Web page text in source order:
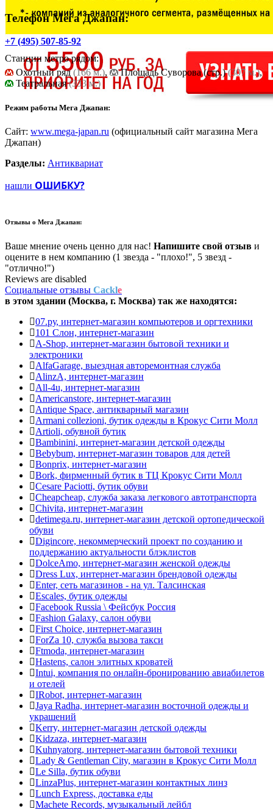
Телефон Мега Джапан:
+7 (495) 507-85-92
Станции метро рядом:
Охотный ряд(166 м.), Площадь Cуворова (стр.)(307 м.),
Театральная(333 м.)
Режим работы Мега Джапан:
Сайт: www.mega-japan.ru (официальный сайт магазина Мега
Джапан)
Разделы: Антиквариат
нашли ОШИБКУ?
Отзывы о Мега Джапан:
Ваше мнение очень ценно для нас! Напишите свой отзыв и
оцените в нем компанию (1 звезда - "плохо!", 5 звезд -
"отлично!")
Reviews are disabled
Социальные отзывы Cackle
в этом здании (Москва, г. Москва) так же находятся:
07.ру, интернет-магазин компьютеров и оргтехники
101 Слон, интернет-магазин
A-Shop, интернет-магазин бытовой техники и
электроники
AlfaGarage, выездная авторемонтная служба
AlinzA, интернет-магазин
All-4u, интернет-магазин
Americanstore, интернет-магазин
Antique Space, антикварный магазин
Armani collezioni, бутик одежды в Крокус Сити Молл
Artioli, обувной бутик
Bambinini, интернет-магазин детской одежды
Bebybum, интернет-магазин товаров для детей
Bonрrix, интернет-магазин
Bork, фирменный бутик в ТЦ Крокус Сити Молл
Cesare Paciotti, бутик обуви
Cheapcheap, служба заказа легкового автотранспорта
Chivita, интернет-магазин
detimega.ru, интернет-магазин детской ортопедической
обуви
Digincore, некоммерческий проект по созданию и
поддержанию актуальности блэклистов
DolceAmo, интернет-магазин женской одежды
Dress Lux, интернет-магазин брендовой одежды
Enter, сеть магазинов - на ул. Талсинская
Escales, бутик одежды
Facebook Russia \ Фейсбук Россия
Fashion Galaxy, салон обуви
First Choice, интернет-магазин
ForZa 10, служба вызова такси
Ftmoda, интернет-магазин
Hastens, салон элитных кроватей
Intui, компания по онлайн-бронированию авиабилетов
и отелей
IRobot, интернет-магазин
Jaya Radha, интернет-магазин восточной одежды и
украшений
Kerry, интернет-магазин детской одежды
Kidzaza, интернет-магазин
Kuhnyatorg, интернет-магазин бытовой техники
Lady & Gentleman Сity, магазин в Крокус Сити Молл
Le Silla, бутик обуви
LinzaPlus, интернет-магазин контактных линз
Lunch Express, доставка еды
Machete Records, музыкальный лейбл